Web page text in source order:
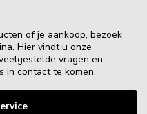
of je aankoop, bezoek
Hier vindt u onze
vragen en
in contact te komen.